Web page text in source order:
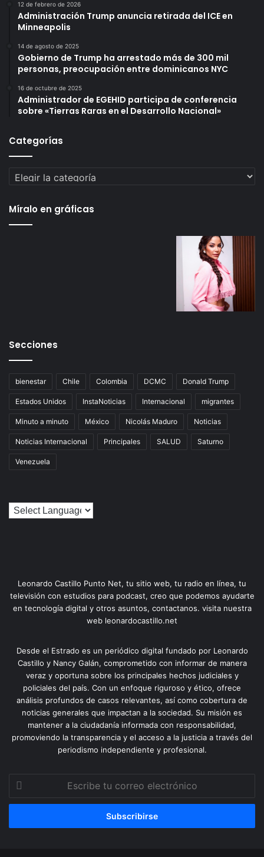
12 de febrero de 2026
Administración Trump anuncia retirada del ICE en
Minneapolis
14 de agosto de 2025
Gobierno de Trump ha arrestado más de 300 mil
personas, preocupación entre dominicanos NYC
16 de octubre de 2025
Administrador de EGEHID participa de conferencia
sobre «Tierras Raras en el Desarrollo Nacional»
Categorías
Categorías
Míralo en gráficas
Secciones
bienestar Chile Colombia DCMC Donald Trump
Estados Unidos InstaNoticias Internacional migrantes
Minuto a minuto México Nicolás Maduro Noticias
Noticias Internacional Principales SALUD Saturno
Venezuela
Leonardo Castillo Punto Net, tu sitio web, tu radio en línea, tu
televisión con estudios para podcast, creo que podemos ayudarte
en tecnología digital y otros asuntos, contactanos. visita nuestra
web leonardocastillo.net
Desde el Estrado es un periódico digital fundado por Leonardo
Castillo y Nancy Galán, comprometido con informar de manera
veraz y oportuna sobre los principales hechos judiciales y
policiales del país. Con un enfoque riguroso y ético, ofrece
análisis profundos de casos relevantes, así como cobertura de
noticias generales que impactan a la sociedad. Su misión es
mantener a la ciudadanía informada con responsabilidad,
promoviendo la transparencia y el acceso a la justicia a través del
periodismo independiente y profesional.
Escribe
correo